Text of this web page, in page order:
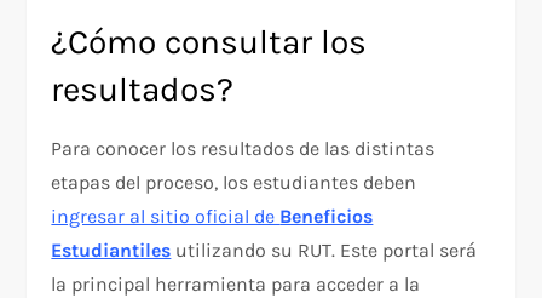
¿Cómo consultar los
resultados?
Para conocer los resultados de las distintas
etapas del proceso, los estudiantes deben
ingresar al sitio oficial de Beneficios
Estudiantiles utilizando su RUT. Este portal será
la principal herramienta para acceder a la